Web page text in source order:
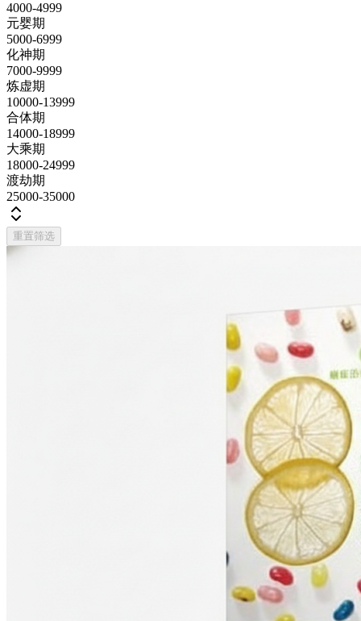
4000-4999
元婴期
5000-6999
化神期
7000-9999
炼虚期
10000-13999
合体期
14000-18999
大乘期
18000-24999
渡劫期
25000-35000
重置筛选